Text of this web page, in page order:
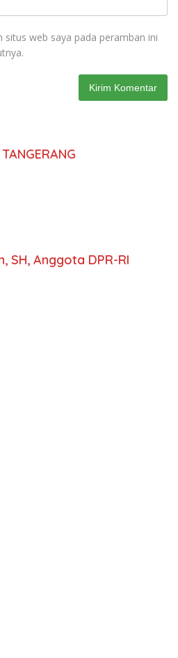
situs web saya pada peramban ini
SH, Anggota DPR-RI